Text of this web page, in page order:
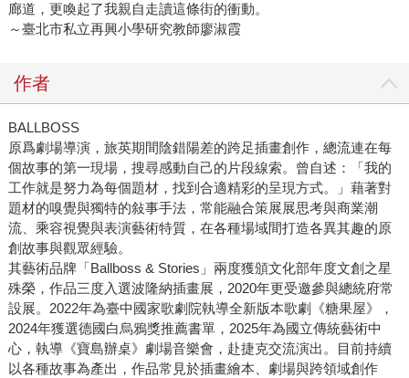
廊道，更喚起了我親自走讀這條街的衝動。
～臺北市私立再興小學研究教師廖淑霞
作者
BALLBOSS
原爲劇場導演，旅英期間陰錯陽差的跨足插畫創作，總流連在每
個故事的第一現場，搜尋感動自己的片段線索。曾自述：「我的
工作就是努力為每個題材，找到合適精彩的呈現方式。」藉著對
題材的嗅覺與獨特的敍事手法，常能融合策展展思考與商業潮
流、乘容視覺與表演藝術特質，在各種場域間打造各異其趣的原
創故事與觀眾經驗。
其藝術品牌「Ballboss & Stories」兩度獲頒文化部年度文創之星
殊榮，作品三度入選波隆納插畫展，2020年更受邀參與總統府常
設展。2022年為臺中國家歌劇院執導全新版本歌劇《糖果屋》，
2024年獲選德國白烏鴉獎推薦書單，2025年為國立傳統藝術中
心，執導《寶島辦桌》劇場音樂會，赴捷克交流演出。目前持續
以各種故事為產出，作品常見於插畫繪本、劇場與跨領域創作